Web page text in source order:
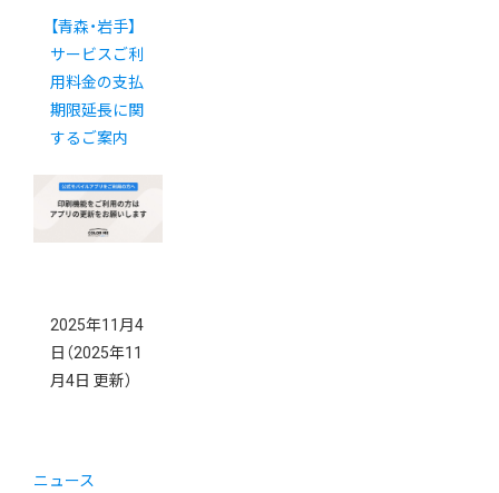
【青森・岩手】
サービスご利
用料金の支払
期限延長に関
するご案内
2025年11月4
日 （2025年11
月4日 更新）
ニュース